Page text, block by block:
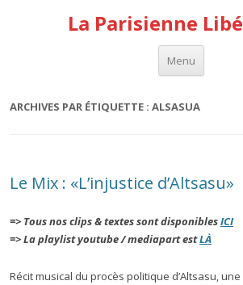
La Parisienne
Menu
Aller au
ARCHIVES PAR ÉTIQUETTE : ALSASUA
Le Mix : «L’injustice d’Altsasu»
=> Tous nos clips & textes sont disponiblesICI
=> La playlist youtube / mediapart estLÀ
Récit musical du procès politique d’Altsasu,